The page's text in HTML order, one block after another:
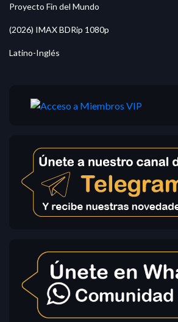
Proyecto Fin del Mundo
(2026) IMAX BDRip 1080p
Latino-Inglés